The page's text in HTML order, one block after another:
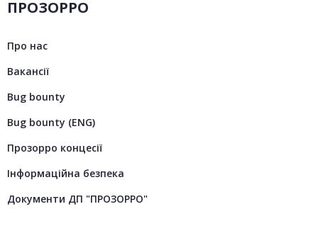
ПРОЗОРРО
Про нас
Вакансії
Bug bounty
Bug bounty (ENG)
Прозорро концесії
Інформаційна безпека
Документи ДП "ПРОЗОРРО"